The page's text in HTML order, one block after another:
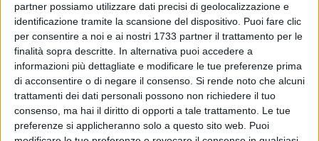
partner possiamo utilizzare dati precisi di geolocalizzazione e
identificazione tramite la scansione del dispositivo. Puoi fare clic
per consentire a noi e ai nostri 1733 partner il trattamento per le
finalità sopra descritte. In alternativa puoi accedere a
informazioni più dettagliate e modificare le tue preferenze prima
di acconsentire o di negare il consenso. Si rende noto che alcuni
trattamenti dei dati personali possono non richiedere il tuo
consenso, ma hai il diritto di opporti a tale trattamento. Le tue
preferenze si applicheranno solo a questo sito web. Puoi
promozione della lettura, pensata per avvicinare bambini e
ragazzi al mondo dei libri. Durante questa settimana, scuole
e biblioteche di tutta Italia collaborano per arricchire le
biblioteche scolastiche, organizzando incontri, letture e
attività coinvolgenti per i più giovani.
La biblioteca "Pasquale Testini" di Ruvo di Puglia è pronta
ad accogliere le classi della scuola secondaria di 1° grado